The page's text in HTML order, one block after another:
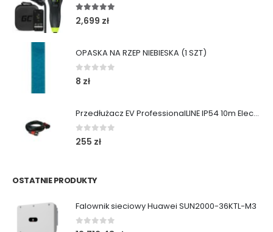
5.00out of 5
2,699 zł
OPASKA NA RZEP NIEBIESKA (1 SZT)
0 out of 5
8 zł
Przedłużacz EV ProfessionalLINE IP54 10m ElectricMobility
0out of 5
255 zł
OSTATNIE PRODUKTY
Falownik sieciowy Huawei SUN2000-36KTL-M3
0out of 5